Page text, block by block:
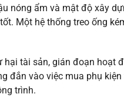
nóng ẩm và mật độ xây
Một hệ thống treo ống
tài sản, gián đoạn hoạt
đắn vào việc mua phụ
trình.